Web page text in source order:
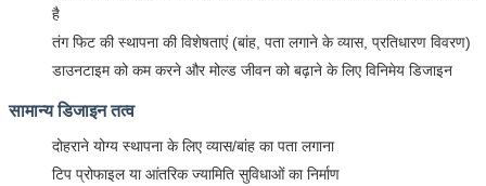
है
तंग फिट की स्थापना की विशेषताएं (बांह, पता लगाने के व्यास, प्रतिधारण विवरण)
डाउनटाइम को कम करने और मोल्ड जीवन को बढ़ाने के लिए विनिमेय डिजाइन
सामान्य डिजाइन तत्व
दोहराने योग्य स्थापना के लिए व्यास/बांह का पता लगाना
टिप प्रोफाइल या आंतरिक ज्यामिति सुविधाओं का निर्माण